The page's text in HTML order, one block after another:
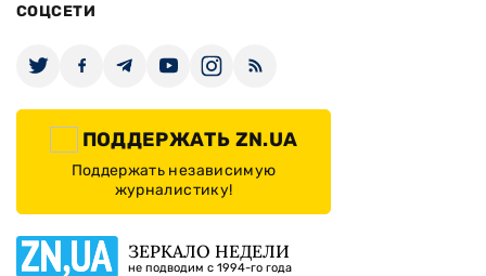
СОЦСЕТИ
ПОДДЕРЖАТЬ ZN.UA
Поддержать независимую
журналистику!
ЗЕРКАЛО НЕДЕЛИ
не подводим с 1994-го года